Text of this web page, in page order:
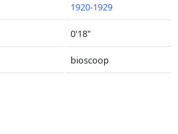
1920-1929
0'18"
bioscoop